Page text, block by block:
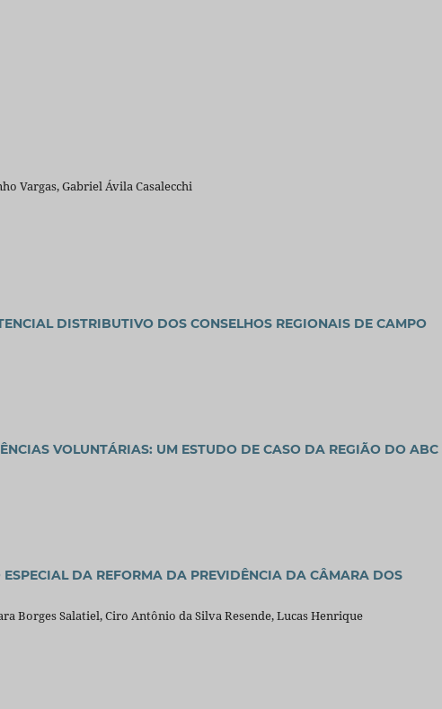
Vargas, Gabriel Ávila Casalecchi
DISTRIBUTIVO DOS CONSELHOS REGIONAIS DE CAMPO
VOLUNTÁRIAS: UM ESTUDO DE CASO DA REGIÃO DO ABC
ESPECIAL DA REFORMA DA PREVIDÊNCIA DA CÂMARA DOS
Borges Salatiel, Ciro Antônio da Silva Resende, Lucas Henrique